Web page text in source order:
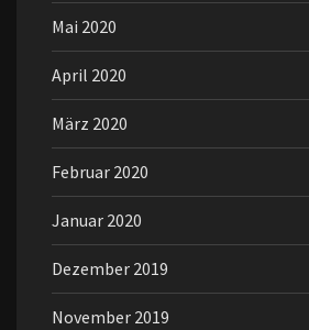
Mai 2020
April 2020
März 2020
Februar 2020
Januar 2020
Dezember 2019
November 2019